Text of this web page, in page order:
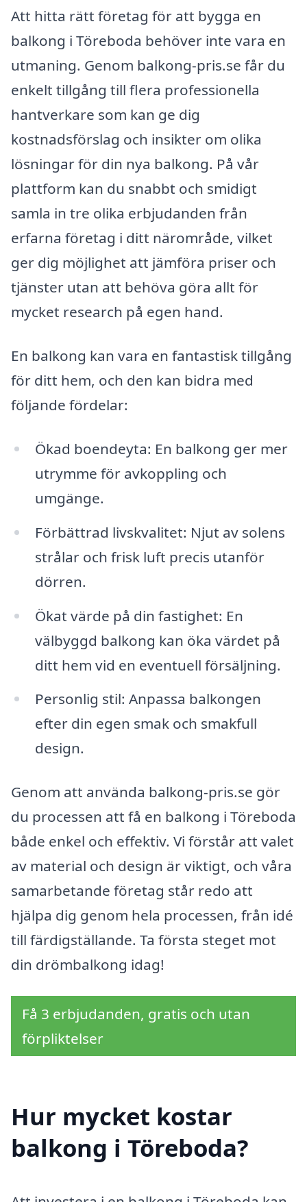
Att hitta rätt företag för att bygga en
balkong i Töreboda behöver inte vara en
utmaning. Genom balkong-pris.se får du
enkelt tillgång till flera professionella
hantverkare som kan ge dig
kostnadsförslag och insikter om olika
lösningar för din nya balkong. På vår
plattform kan du snabbt och smidigt
samla in tre olika erbjudanden från
erfarna företag i ditt närområde, vilket
ger dig möjlighet att jämföra priser och
tjänster utan att behöva göra allt för
mycket research på egen hand.
En balkong kan vara en fantastisk tillgång
för ditt hem, och den kan bidra med
följande fördelar:
Ökad boendeyta: En balkong ger mer
utrymme för avkoppling och
umgänge.
Förbättrad livskvalitet: Njut av solens
strålar och frisk luft precis utanför
dörren.
Ökat värde på din fastighet: En
välbyggd balkong kan öka värdet på
ditt hem vid en eventuell försäljning.
Personlig stil: Anpassa balkongen
efter din egen smak och smakfull
design.
Genom att använda balkong-pris.se gör
du processen att få en balkong i Töreboda
både enkel och effektiv. Vi förstår att valet
av material och design är viktigt, och våra
samarbetande företag står redo att
hjälpa dig genom hela processen, från idé
till färdigställande. Ta första steget mot
din drömbalkong idag!
Få 3 erbjudanden, gratis och utan
förpliktelser
Hur mycket kostar
balkong i Töreboda?